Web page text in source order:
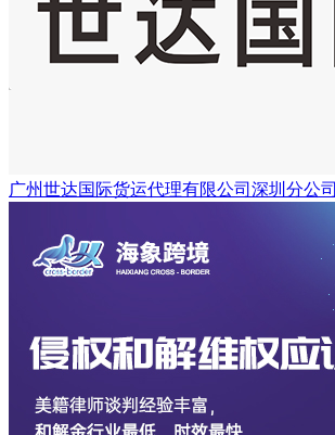
广州世达国际货运代理有限公司深圳分公司